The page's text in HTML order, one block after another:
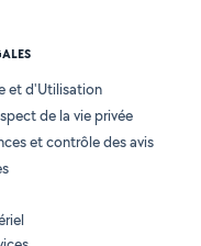
et d'Utilisation
de la vie privée
et contrôle des avis